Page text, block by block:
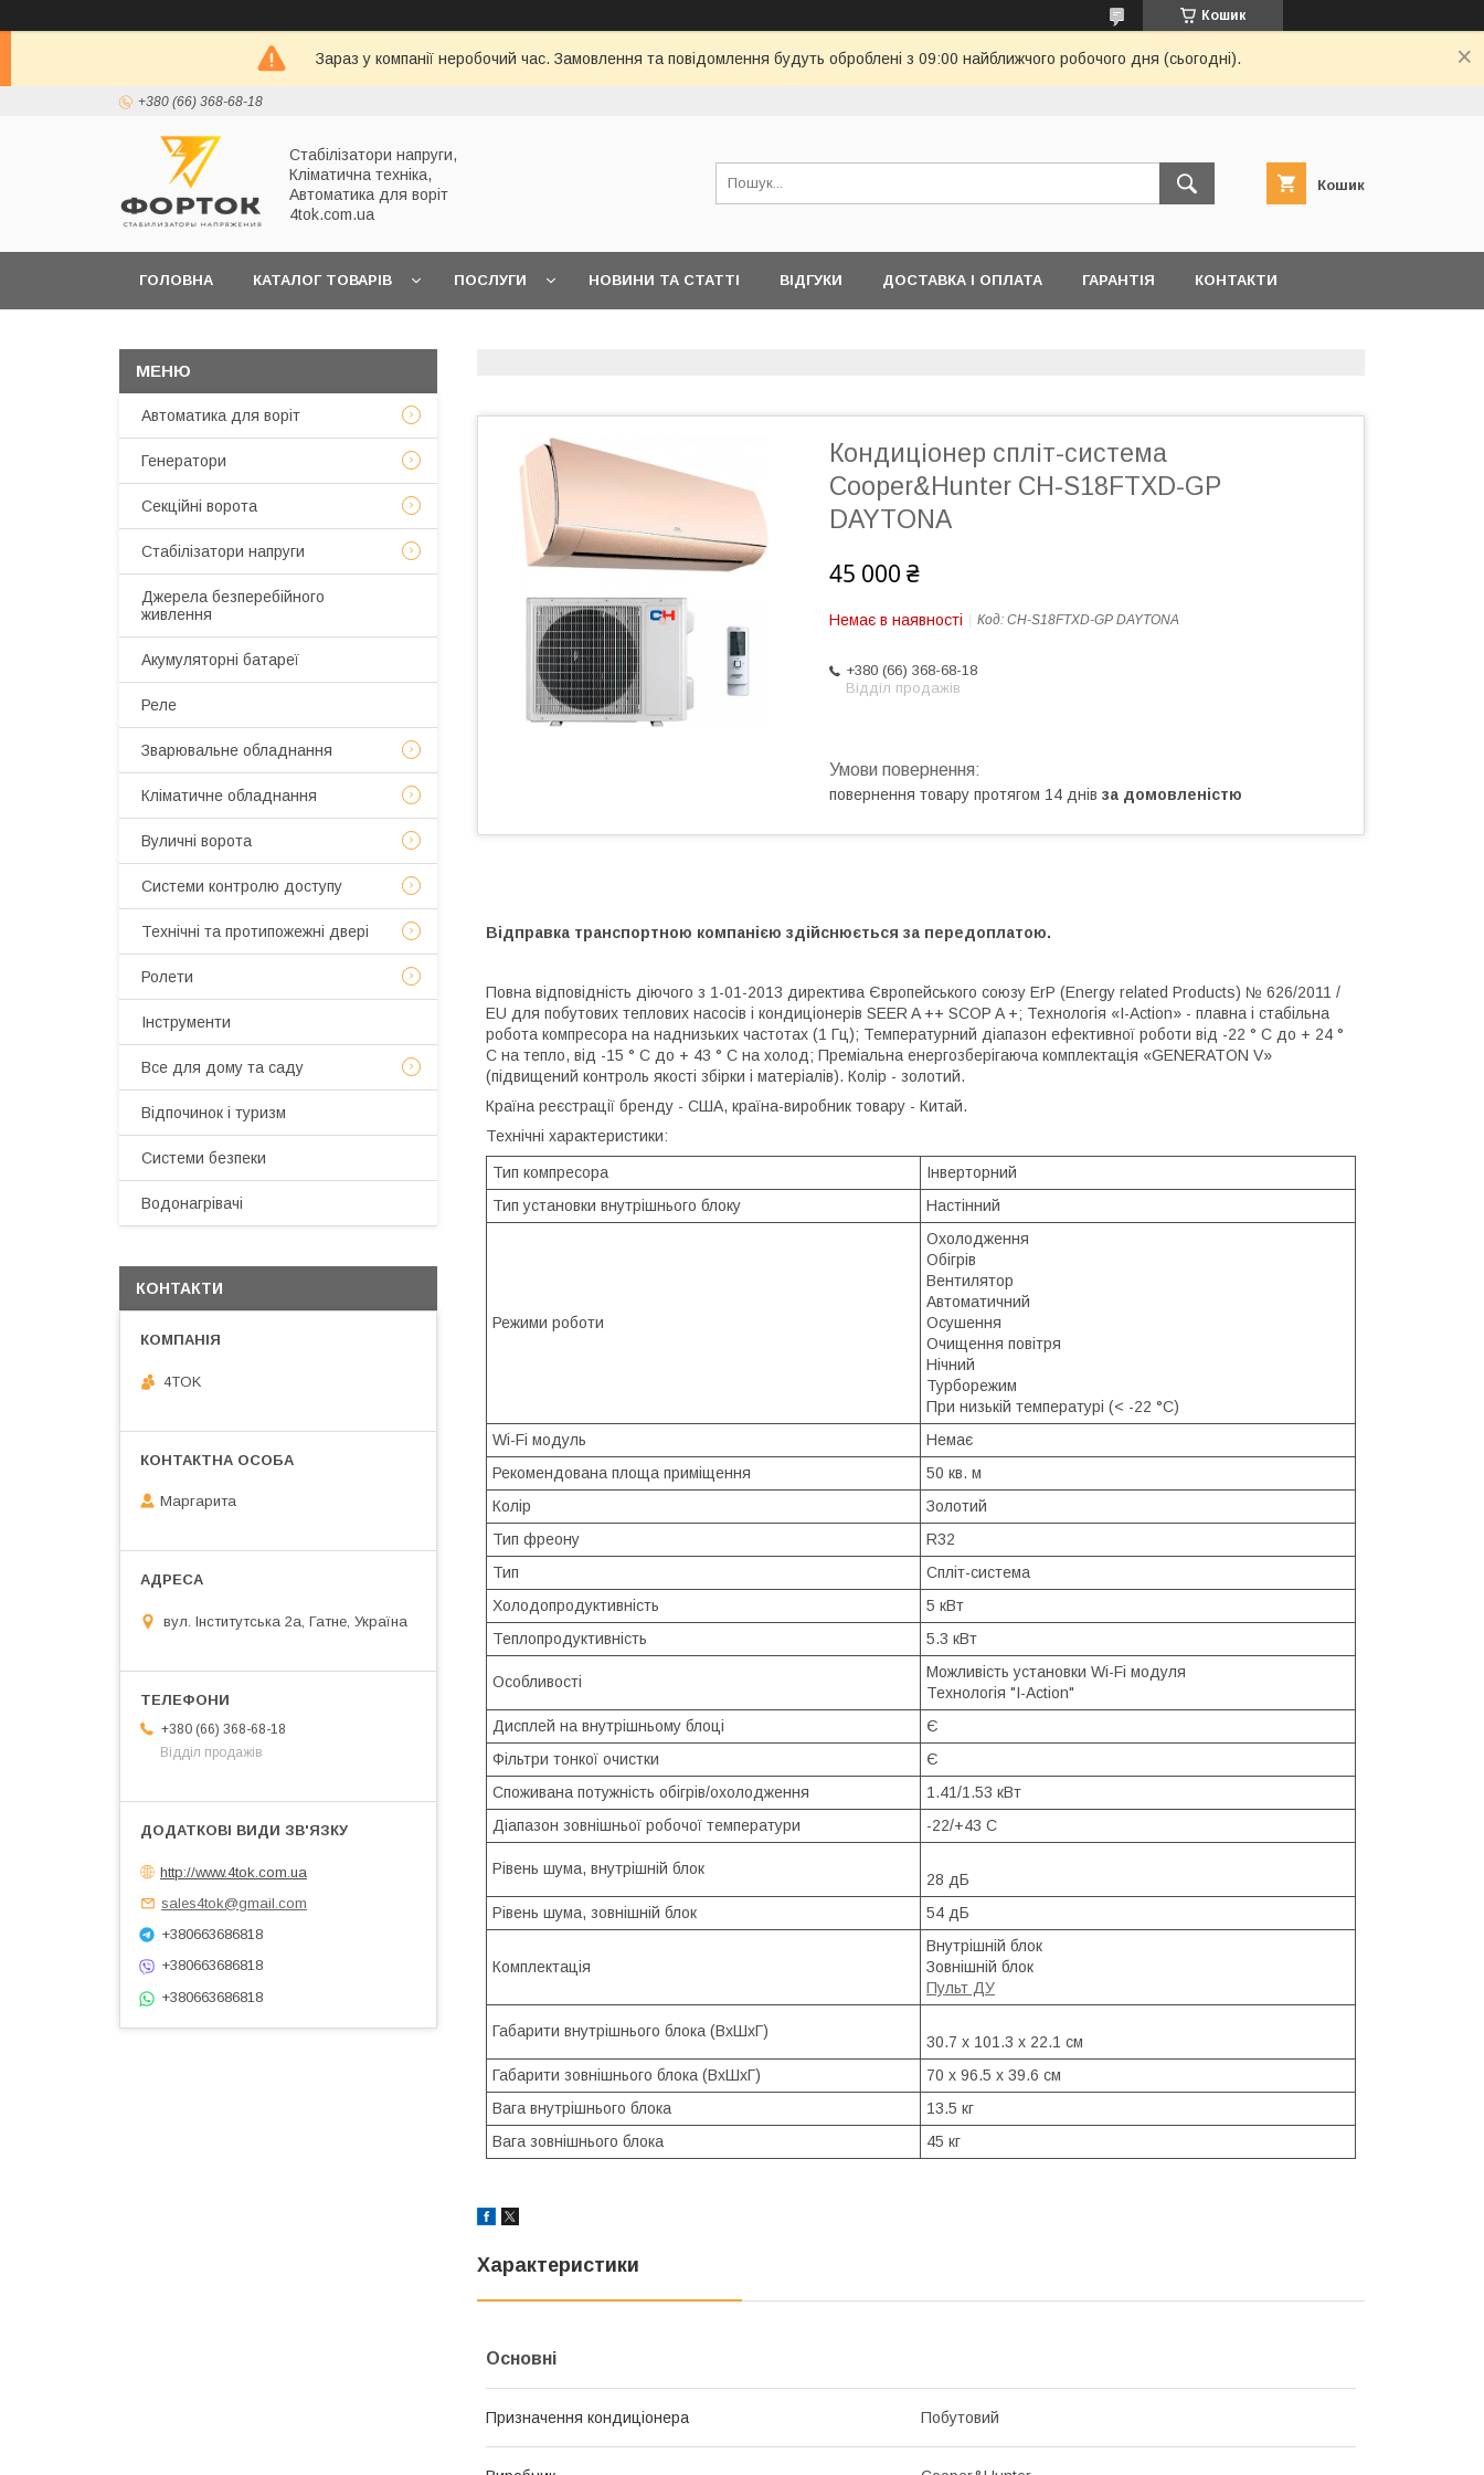
Кошик
Зараз у компанії неробочий час. Замовлення та повідомлення будуть оброблені з 09:00 найближчого робочого дня (сьогодні).
+380 (66) 368-68-18
Стабілізатори напруги,
Кліматична техніка,
Автоматика для воріт
4tok.com.ua
Кошик
ГОЛОВНА КАТАЛОГ ТОВАРІВ ПОСЛУГИ НОВИНИ ТА СТАТТІ ВІДГУКИ ДОСТАВКА І ОПЛАТА ГАРАНТІЯ КОНТАКТИ
Кондиціонер спліт-система
Cooper&Hunter CH-S18FTXD-GP
DAYTONA
45 000 ₴
Немає в наявності Код: CH-S18FTXD-GP DAYTONA
+380 (66) 368-68-18
Відділ продажів
повернення товару протягом 14 днів за домовленістю
Відправка транспортною компанією здійснюється за передоплатою.
Повна відповідність діючого з 1-01-2013 директива Європейського союзу ErP (Energy related Products) № 626/2011 /
EU для побутових теплових насосів і кондиціонерів SEER A ++ SCOP A +; Технологія «I-Action» - плавна і стабільна
робота компресора на наднизьких частотах (1 Гц); Температурний діапазон ефективної роботи від -22 ° C до + 24 °
C на тепло, від -15 ° C до + 43 ° C на холод; Преміальна енергозберігаюча комплектація «GENERATON V»
(підвищений контроль якості збірки і матеріалів). Колір - золотий.
Країна реєстрації бренду - США, країна-виробник товару - Китай.
Технічні характеристики:
Тип компресора
Інверторний
Тип установки внутрішнього блоку
Настінний
Режими роботи
Охолодження
Обігрів
Вентилятор
Автоматичний
Осушення
Очищення повітря
Нічний
Турборежим
При низькій температурі (< -22 °C)
Wi-Fi модуль
Немає
Рекомендована площа приміщення
50 кв. м
Колір
Золотий
Тип фреону
R32
Тип
Спліт-система
Холодопродуктивність
5 кВт
Теплопродуктивність
5.3 кВт
Особливості
Можливість установки Wi-Fi модуля
Технологія "I-Action"
Дисплей на внутрішньому блоці
Є
Фільтри тонкої очистки
Є
Споживана потужність обігрів/охолодження
1.41/1.53 кВт
Діапазон зовнішньої робочої температури
-22/+43 С
Рівень шума, внутрішній блок
28 дБ
Рівень шума, зовнішній блок
54 дБ
Комплектація
Внутрішній блок
Зовнішній блок
Пульт ДУ
Габарити внутрішнього блока (ВхШхГ)
30.7 х 101.3 х 22.1 см
Габарити зовнішнього блока (ВхШхГ)
70 х 96.5 х 39.6 см
Вага внутрішнього блока
13.5 кг
Вага зовнішнього блока
45 кг
Характеристики
Основні
Призначення кондиціонера Побутовий
Автоматика для воріт
Генератори
Секційні ворота
Стабілізатори напруги
Джерела безперебійного
живлення
Акумуляторні батареї
Реле
Зварювальне обладнання
Кліматичне обладнання
Вуличні ворота
Системи контролю доступу
Технічні та протипожежні двері
Ролети
Інструменти
Все для дому та саду
Відпочинок і туризм
Системи безпеки
Водонагрівачі
КОНТАКТИ
4TOK
Маргарита
вул. Інститутська 2а, Гатне, Україна
+380 (66) 368-68-18
Відділ продажів
http://www.4tok.com.ua
sales4tok@gmail.com
+380663686818
+380663686818
+380663686818